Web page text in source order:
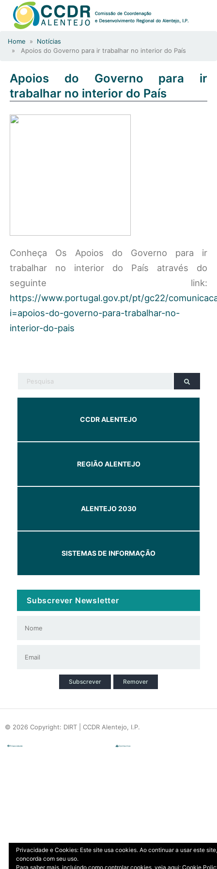
Home » Notícias
» Apoios do Governo para ir trabalhar no interior do País
Apoios do Governo para ir
trabalhar no interior do País
Conheça Os Apoios do Governo para ir
trabalhar no interior do País através do
seguinte link:
https://www.portugal.gov.pt/pt/gc22/
i=apoios-do-governo-para-trabalhar-no-
interior-do-pais
CCDR ALENTEJO
REGIÃO ALENTEJO
ALENTEJO 2030
SISTEMAS DE INFORMAÇÃO
Subscrever Newsletter
Subscrever Remover
© 2026 Copyright: DIRT | CCDR Alentejo, I.P.
Contactos
Privacidade
Privacidade e Cookies: Este site usa cookies. Ao continuar a usar este
concorda com seu uso.
Para saber mais, incluindo como controlar cookies, veja aqui:Cookie